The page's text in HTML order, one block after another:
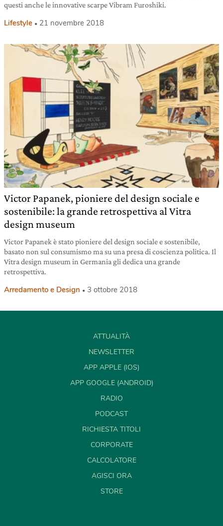
questi anche le innovative scarpe Vibram Furoshiki.
Lifestyle 21 novembre 2018
Victor Papanek, pioniere del design sociale e
sostenibile: la grande retrospettiva al Vitra
design museum
Victor Papanek è stato pioniere del design sociale e sostenibile,
basato non sul consumismo ma su una presa di coscienza politica. Il
Vitra design museum in Germania gli dedica una grande
retrospettiva.
Arredamento e Design 3 ottobre 2018
ATTUALITÀ
NEWSLETTER
APP APPLE (IOS)
APP GOOGLE (ANDROID)
RADIO
PODCAST
RICHIESTA TITOLI
CORPORATE
CALCOLATORE
AGISCI ORA
STORE